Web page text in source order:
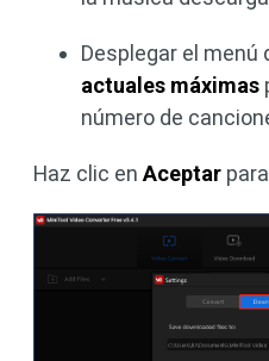
Desplegar el menú
actuales máximas
número de
Haz clic en Aceptar